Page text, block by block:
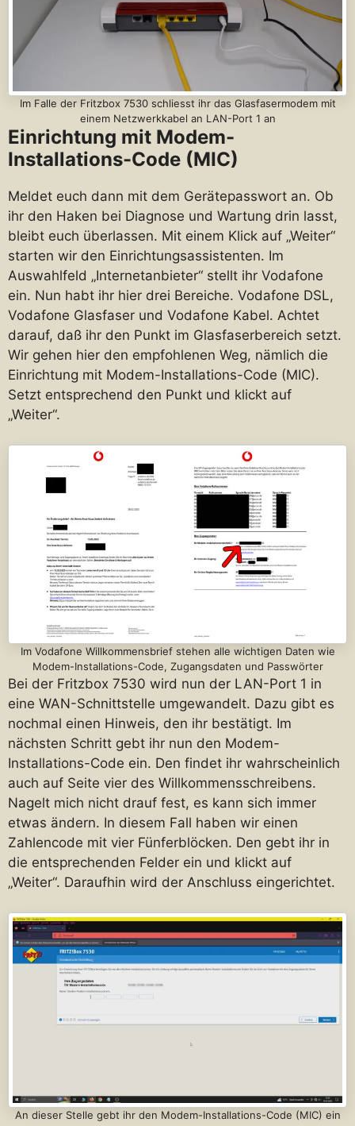
Im Falle der Fritzbox 7530 schliesst ihr das Glasfasermodem mit
einem Netzwerkkabel an LAN-Port 1 an
Einrichtung mit Modem-
Installations-Code (MIC)
Meldet euch dann mit dem Gerätepasswort an. Ob
ihr den Haken bei Diagnose und Wartung drin lasst,
bleibt euch überlassen. Mit einem Klick auf „Weiter“
starten wir den Einrichtungsassistenten. Im
Auswahlfeld „Internetanbieter“ stellt ihr Vodafone
ein. Nun habt ihr hier drei Bereiche. Vodafone DSL,
Vodafone Glasfaser und Vodafone Kabel. Achtet
darauf, daß ihr den Punkt im Glasfaserbereich setzt.
Wir gehen hier den empfohlenen Weg, nämlich die
Einrichtung mit Modem-Installations-Code (MIC).
Setzt entsprechend den Punkt und klickt auf
„Weiter“.
Im Vodafone Willkommensbrief stehen alle wichtigen Daten wie
Modem-Installations-Code, Zugangsdaten und Passwörter
Bei der Fritzbox 7530 wird nun der LAN-Port 1 in
eine WAN-Schnittstelle umgewandelt. Dazu gibt es
nochmal einen Hinweis, den ihr bestätigt. Im
nächsten Schritt gebt ihr nun den Modem-
Installations-Code ein. Den findet ihr wahrscheinlich
auch auf Seite vier des Willkommensschreibens.
Nagelt mich nicht drauf fest, es kann sich immer
etwas ändern. In diesem Fall haben wir einen
Zahlencode mit vier Fünferblöcken. Den gebt ihr in
die entsprechenden Felder ein und klickt auf
„Weiter“. Daraufhin wird der Anschluss eingerichtet.
An dieser Stelle gebt ihr den Modem-Installations-Code (MIC) ein